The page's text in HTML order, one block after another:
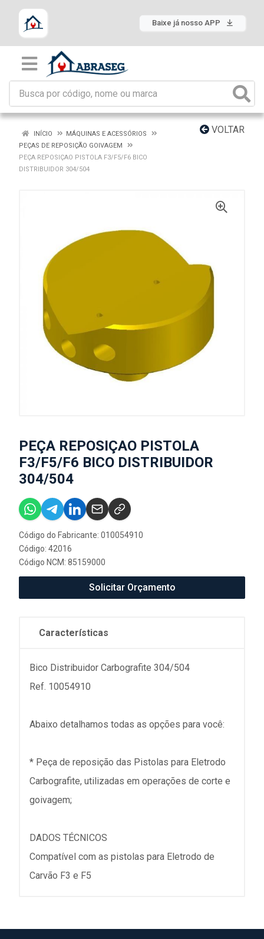
Baixe já nosso APP
VOLTAR
INÍCIO
MÁQUINAS E ACESSÓRIOS
PEÇAS DE REPOSIÇÃO GOIVAGEM
PEÇA REPOSIÇAO PISTOLA F3/F5/F6 BICO
DISTRIBUIDOR 304/504
PEÇA REPOSIÇAO PISTOLA
F3/F5/F6 BICO DISTRIBUIDOR
304/504
Código do Fabricante: 010054910
Código: 42016
Código NCM: 85159000
Solicitar Orçamento
Características
Bico Distribuidor Carbografite 304/504
Ref. 10054910
Abaixo detalhamos todas as opções para você:
* Peça de reposição das Pistolas para Eletrodo
Carbografite, utilizadas em operações de corte e
goivagem;
DADOS TÉCNICOS
Compatível com as pistolas para Eletrodo de
Carvão F3 e F5